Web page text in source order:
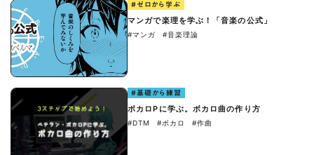
#ゼロから学ぶ
マンガで楽理を学ぶ！「音楽の公式」
#マンガ #音楽理論
#基礎から練習
ボカロPに学ぶ。ボカロ曲の作り方
#DTM #ボカロ #作曲